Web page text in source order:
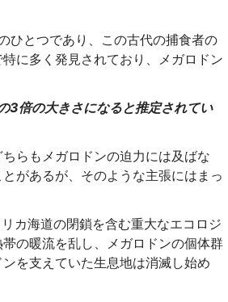
ひとつであり、この古代の捕食者の
に多く発見されており、メガロドン
3倍の大きさになると推定されてい
らもメガロドンの迫力には及ばな
があるが、そのような主張にはまっ
カ海道の閉鎖を含む重大なエコロジ
の暖流を乱し、メガロドンの個体群
を支えていた生息地は消滅し始め